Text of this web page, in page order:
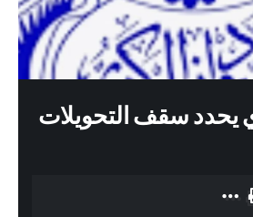
يحدد سقف التحويلات